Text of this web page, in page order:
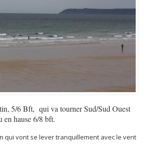
5/6 Bft, qui va tourner Sud/Sud Ouest
en hause 6/8 bft.
qui vont se lever tranquillement avec le vent